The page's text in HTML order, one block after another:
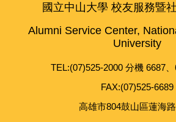
國立中山大學 校友服務暨
Alumni Service Center,
University
TEL:(07)525-2000 分機 6687
FAX:(07)525-6689
高雄市804鼓山區蓮海